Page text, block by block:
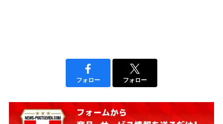
フォロー フォロー